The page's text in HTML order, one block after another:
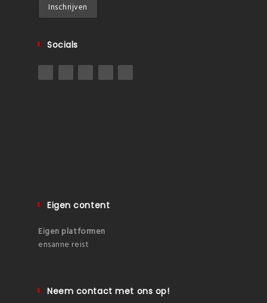
Socials
Eigen content
Eigen platformen
ensanne reist
Neem contact met ons op!